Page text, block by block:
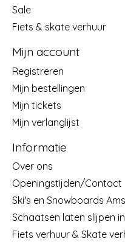
Sale
Fiets & skate verhuur
Mijn account
Registreren
Mijn bestellingen
Mijn tickets
Mijn verlanglijst
Informatie
Over ons
Openingstijden/Contact
Ski's en Snowboards
Schaatsen laten slijpen
Fiets verhuur & Skate